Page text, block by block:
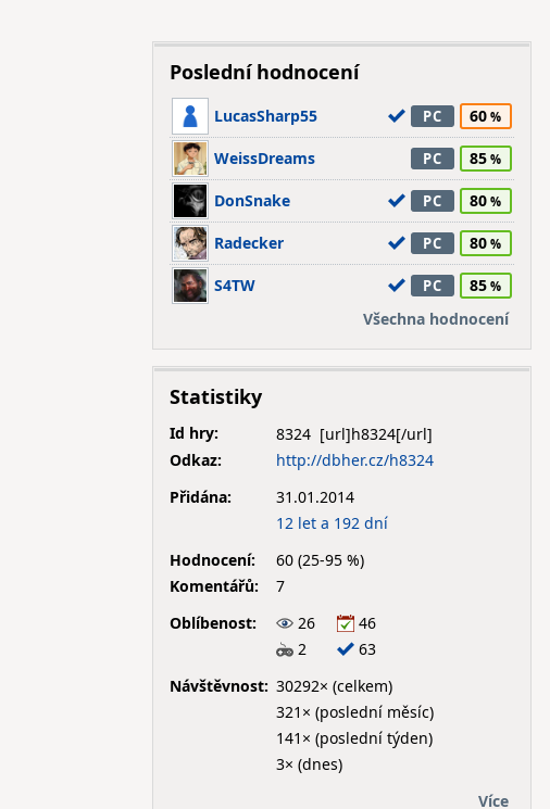
Poslední hodnocení
LucasSharp55 PC 60
WeissDreams PC 85
DonSnake PC 80
Radecker PC 80
S4TW PC
85
Všechna hodnocení
Statistiky
Id hry:
8324
Odkaz:
http://dbher.cz/h8324
Přidána:
31.01.2014
12 let a 192 dní
Hodnocení:
60 (25-95 %)
Komentářů:
7
Oblíbenost:
26
46
2
63
Návštěvnost: 30292× (celkem)
321× (poslední měsíc)
141× (poslední týden)
3× (dnes)
Více